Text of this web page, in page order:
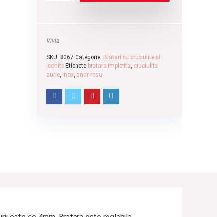
Vivia
SKU: 8067 Categorie: Bratari cu cruciulite si
iconite Etichete bratara impletita, cruciulita
aurie, inox, snur rosu